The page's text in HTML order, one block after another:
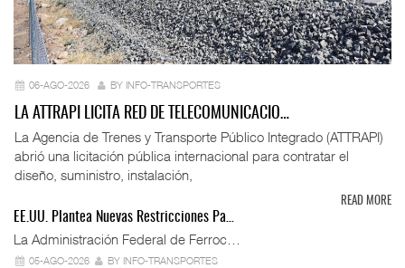
06-AGO-2026 BY INFO-TRANSPORTES
LA ATTRAPI LICITA RED DE TELECOMUNICACIO…
La Agencia de Trenes y Transporte Público Integrado (ATTRAPI)
abrió una licitación pública internacional para contratar el
diseño, suministro, instalación,
READ MORE
EE.UU. Plantea Nuevas Restricciones Pa…
La Administración Federal de Ferroc…
05-AGO-2026 BY INFO-TRANSPORTES